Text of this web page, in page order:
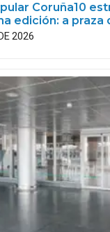
Coruña10
edición: a praza
2026